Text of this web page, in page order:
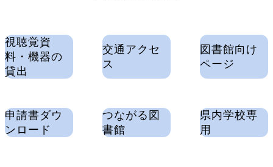
視聴覚資
料・機器の
貸出
交通アクセ
ス
図書館向け
ページ
申請書ダウ
ンロード
つながる図
書館
県内学校専
用